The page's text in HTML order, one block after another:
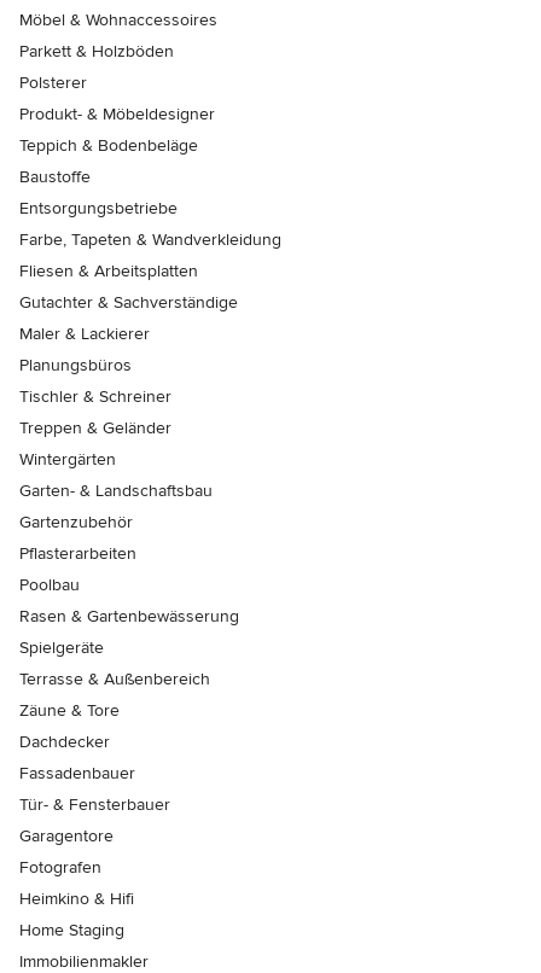
Möbel & Wohnaccessoires
Parkett & Holzböden
Polsterer
Produkt- & Möbeldesigner
Teppich & Bodenbeläge
Baustoffe
Entsorgungsbetriebe
Farbe, Tapeten & Wandverkleidung
Fliesen & Arbeitsplatten
Gutachter & Sachverständige
Maler & Lackierer
Planungsbüros
Tischler & Schreiner
Treppen & Geländer
Wintergärten
Garten- & Landschaftsbau
Gartenzubehör
Pflasterarbeiten
Poolbau
Rasen & Gartenbewässerung
Spielgeräte
Terrasse & Außenbereich
Zäune & Tore
Dachdecker
Fassadenbauer
Tür- & Fensterbauer
Garagentore
Fotografen
Heimkino & Hifi
Home Staging
Immobilienmakler